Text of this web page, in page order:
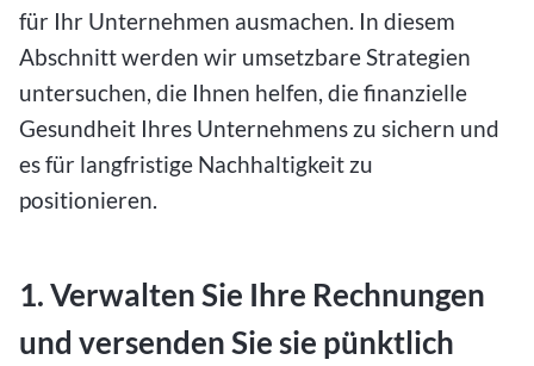
für Ihr Unternehmen ausmachen. In diesem
Abschnitt werden wir umsetzbare Strategien
untersuchen, die Ihnen helfen, die finanzielle
Gesundheit Ihres Unternehmens zu sichern und
es für langfristige Nachhaltigkeit zu
positionieren.
1. Verwalten Sie Ihre Rechnungen
und versenden Sie sie pünktlich